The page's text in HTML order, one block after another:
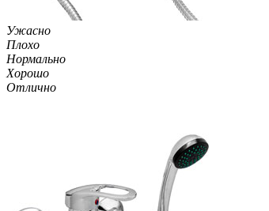
Ужасно
Плохо
Нормально
Хорошо
Отлично